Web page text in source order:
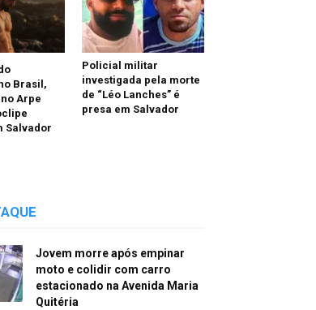
Brasil,
Arpe
Salvador
Policial militar
investigada pela morte
de “Léo Lanches” é
presa em Salvador
Jovem morre após empinar
moto e colidir com carro
estacionado na Avenida Maria
Quitéria